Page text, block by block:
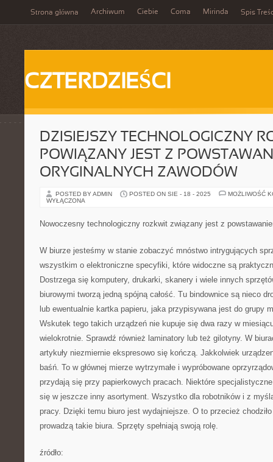
Strona główna Archiwum Ciebie Coma Mirinda Spis
CZTERDZIEŚCI
DZISIEJSZY TECHNOLOGICZNY
POWIĄZANY JEST Z
ORYGINALNYCH ZAWODÓW
POSTED BY ADMIN POSTED ON SIE - 18 - 2025
MOŻLIWOŚĆ
WYŁĄCZONA
Nowoczesny technologiczny rozkwit związany jest z
W biurze jesteśmy w stanie zobaczyć mnóstwo intrygujących
wszystkim o elektroniczne specyfiki, które widoczne są
Dostrzega się komputery, drukarki, skanery i wiele innych
biurowymi tworzą jedną spójną całość. Tu bindownice są nieco
lub ewentualnie kartka papieru, jaka przypisywana jest do grupy
Wskutek tego takich urządzeń nie kupuje się dwa razy w
wielokrotnie. Sprawdź również laminatory lub też gilotyny. W
artykuły niezmiernie ekspresowo się kończą. Jakkolwiek
baśń. To w głównej mierze wytrzymałe i wypróbowane
przydają się przy papierkowych pracach. Niektóre
się w jeszcze inny asortyment. Wszystko dla robotników i z
pracy. Dzięki temu biuro jest wydajniejsze. O to przecież
prowadzą takie biura. Sprzęty spełniają swoją rolę.
źródło: